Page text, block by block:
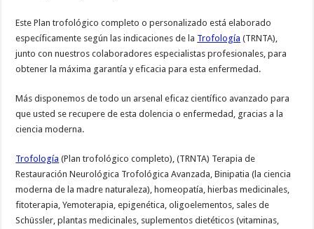
Este Plan trofológico completo o personalizado está elaborado
específicamente según las indicaciones de la Trofología (TRNTA),
junto con nuestros colaboradores especialistas profesionales, para
obtener la máxima garantía y eficacia para esta enfermedad.
Más disponemos de todo un arsenal eficaz científico avanzado para
que usted se recupere de esta dolencia o enfermedad, gracias a la
ciencia moderna.
Trofología (Plan trofológico completo), (TRNTA) Terapia de
Restauración Neurológica Trofológica Avanzada, Binipatia (la ciencia
moderna de la madre naturaleza), homeopatía, hierbas medicinales,
fitoterapia, Yemoterapia, epigenética, oligoelementos, sales de
Schüssler, plantas medicinales, suplementos dietéticos (vitaminas,